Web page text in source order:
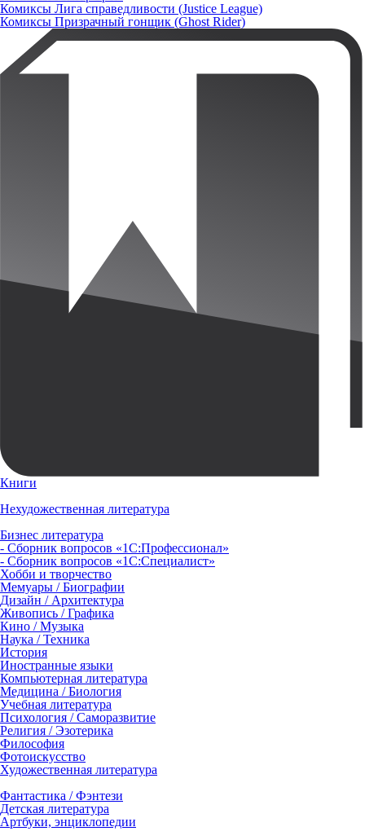
Комиксы Лига справедливости (Justice League)
Комиксы Призрачный гонщик (Ghost Rider)
Книги
Нехудожественная литература
Бизнес литература
- Сборник вопросов «1С:Профессионал»
- Сборник вопросов «1С:Специалист»
Хобби и творчество
Мемуары / Биографии
Дизайн / Архитектура
Живопись / Графика
Кино / Музыка
Наука / Техника
История
Иностранные языки
Компьютерная литература
Медицина / Биология
Учебная литература
Психология / Саморазвитие
Религия / Эзотерика
Философия
Фотоискусство
Художественная литература
Фантастика / Фэнтези
Детская литература
Артбуки, энциклопедии